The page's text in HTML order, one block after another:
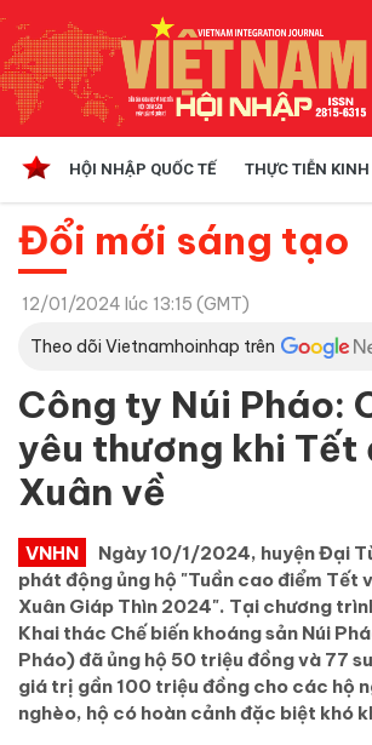
HỘI NHẬP QUỐC TẾ THỰC TIỄN
Đổi mới sáng tạo
12/01/2024 lúc 13:15 (GMT)
Theo dõi Vietnamhoinhap trên
Công ty Núi Pháo:
yêu thương khi Tết
Xuân về
VNHN
Ngày 10/1/2024, huyện Đại
phát động ủng hộ "Tuần cao điểm Tết
Xuân Giáp Thìn 2024". Tại chương
Khai thác Chế biến khoáng sản Núi
Pháo) đã ủng hộ 50 triệu đồng và 77
giá trị gần 100 triệu đồng cho các hộ
nghèo, hộ có hoàn cảnh đặc biệt khó